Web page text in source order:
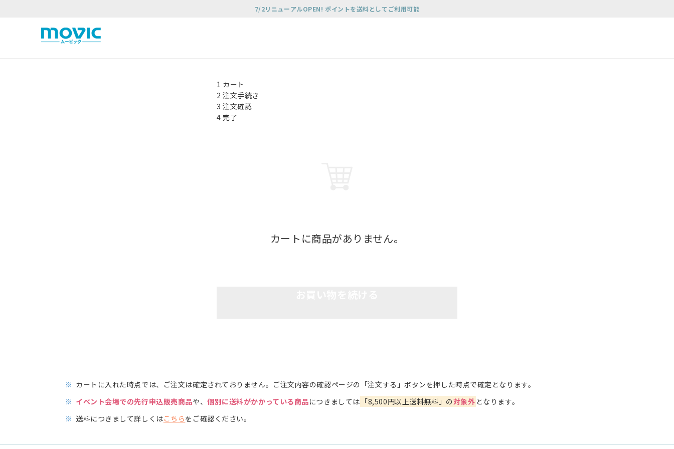
7/2リニューアルOPEN! ポイントを送料としてご利用可能
1 カート
2 注文手続き
3 注文確認
4 完了
カートに商品がありません。
※ カートに入れた時点では、ご注文は確定されておりません。ご注文内容の確認ページの「注文する」ボタンを押した時点で確定となります。
※ イベント会場での先行申込販売商品や、個別に送料がかかっている商品につきましては 「8,500円以上送料無料」の対象外 となります。
※ 送料につきまして詳しくはこちらをご確認ください。